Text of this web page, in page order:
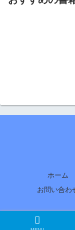
ホーム
お問い合わ
© 2005